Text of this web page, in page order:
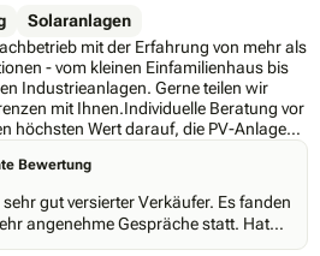
Solaranlagen
mit der Erfahrung von mehr als
- vom kleinen Einfamilienhaus bis
Industrieanlagen. Gerne teilen wir
mit Ihnen.Individuelle Beratung vor
höchsten Wert darauf, die PV-Anlage
genau auf Ihre Bedürfnisse
Gegebenheiten Vor-Ort anzupassen,
Wir können die Anlage innerhalb von 10-
Wir geben Ihnen eine
von 10 Jahren als
Bewertung
gut versierter Verkäufer. Es fanden
angenehme Gespräche statt. Hat